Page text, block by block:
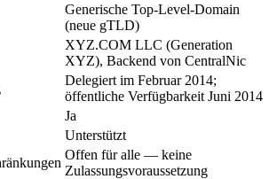
Generische Top-Level-Domain
(neue gTLD)
XYZ.COM LLC (Generation
XYZ), Backend von CentralNic
Delegiert im Februar 2014;
öffentliche Verfügbarkeit Juni 2014
Ja
Unterstützt
Offen für alle — keine
Zulassungsvoraussetzung